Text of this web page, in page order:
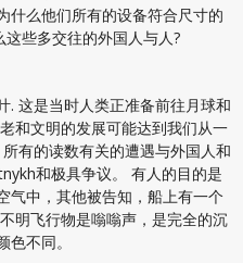
什么他们所有的设备符合尺寸的
这些多交往的外国人与人?
. 这是当时人类正准备前往月球和
和文明的发展可能达到我们从一
有的读数有关的遭遇与外国人和
和极具争议。 有人的目的是
气中，其他被告知，船上有一个
明飞行物是嗡嗡声，是完全的沉
不同。